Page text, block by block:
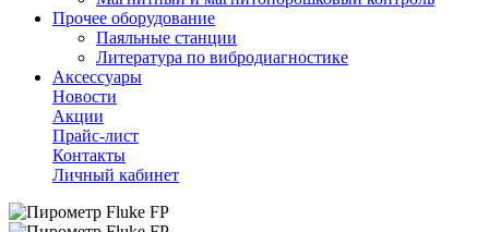
Прочее оборудование
Паяльные станции
Литература по вибродиагностике
Аксессуары
Новости
Акции
Прайс-лист
Контакты
Личный кабинет